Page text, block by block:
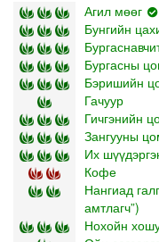
Агил мөөг
Бунгийн
Бургасны
Бэришийн
Гачуур
Гичгэнийн
Зангууны
Их
Кофе
Нангиад
амтлагч”)
Нохойн